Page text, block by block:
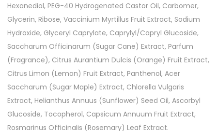
Hexanediol, PEG-40 Hydrogenated Castor Oil, Carbomer,
Glycerin, Ribose, Vaccinium Myrtillus Fruit Extract, Sodium
Hydroxide, Glyceryl Caprylate, Caprylyl/Capryl Glucoside,
Saccharum Officinarum (Sugar Cane) Extract, Parfum
(Fragrance), Citrus Aurantium Dulcis (Orange) Fruit Extract,
Citrus Limon (Lemon) Fruit Extract, Panthenol, Acer
Saccharum (Sugar Maple) Extract, Chlorella Vulgaris
Extract, Helianthus Annuus (Sunflower) Seed Oil, Ascorbyl
Glucoside, Tocopherol, Capsicum Annuum Fruit Extract,
Rosmarinus Officinalis (Rosemary) Leaf Extract.